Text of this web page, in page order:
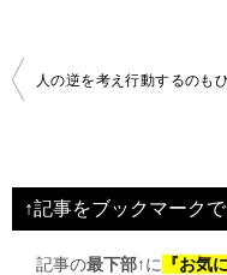
投
ビ
ゲ
↑記事をブックマーク
記事の最下部↑に 『お気